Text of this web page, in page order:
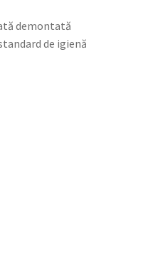
demontată
de igienă